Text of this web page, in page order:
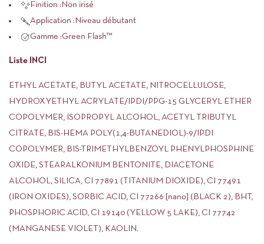
Finition : Non irisé
Application : Niveau débutant
Gamme :Green Flash™
Liste INCI
ETHYL ACETATE, BUTYL ACETATE, NITROCELLULOSE,
HYDROXYETHYL ACRYLATE/IPDI/PPG-15 GLYCERYL ETHER
COPOLYMER, ISOPROPYL ALCOHOL, ACETYL TRIBUTYL
CITRATE, BIS-HEMA POLY(1,4-BUTANEDIOL)-9/IPDI
COPOLYMER, BIS-TRIMETHYLBENZOYL PHENYLPHOSPHINE
OXIDE, STEARALKONIUM BENTONITE, DIACETONE
ALCOHOL, SILICA, CI 77891 (TITANIUM DIOXIDE), CI 77491
(IRON OXIDES), SORBIC ACID, CI 77266 [nano] (BLACK 2), BHT,
PHOSPHORIC ACID, CI 19140 (YELLOW 5 LAKE), CI 77742
(MANGANESE VIOLET), KAOLIN.